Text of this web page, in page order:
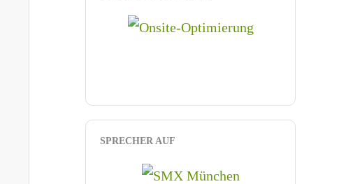
SPRECHER AUF